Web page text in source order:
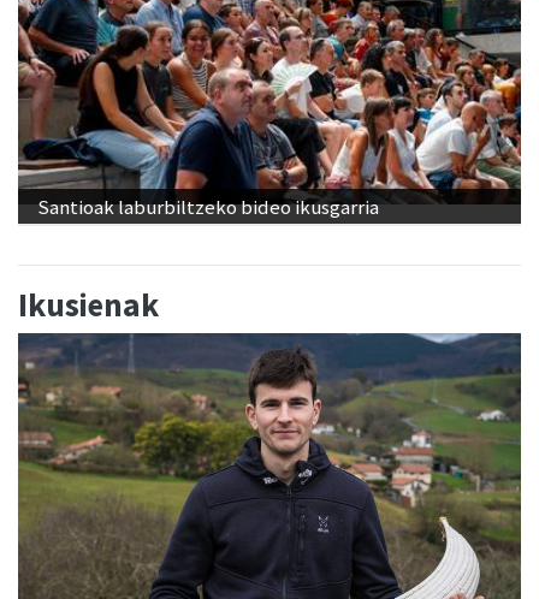
Santioak laburbiltzeko bideo ikusgarria
Ikusienak